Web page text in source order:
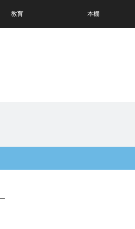
教育 本棚